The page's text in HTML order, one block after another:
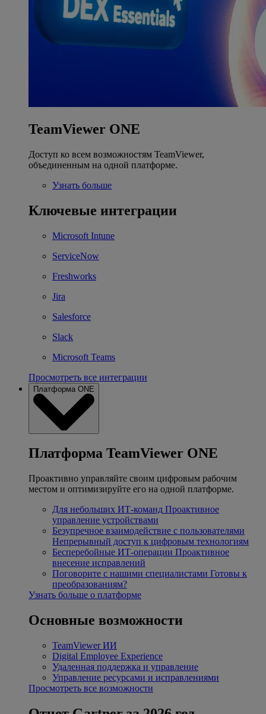
TeamViewer ONE
Доступ ко всем возможностям TeamViewer,
объединенным на одной платформе.
Узнать больше
Ключевые интеграции
Microsoft Intune
ServiceNow
Freshworks
Jira
Salesforce
Slack
Microsoft Teams
Просмотреть все интеграции
Платформа ONE
Платформа TeamViewer ONE
Проактивно управляйте своим цифровым рабочим
местом и оптимизируйте его на одной платформе.
Для небольших ИТ-команд Проактивное
управление устройствами
Безупречное взаимодействие с пользователями
Непрерывный доступ к цифровым технологиям
Бесперебойные ИТ-операции Проактивное
внесение исправлений
Поговорите с нашими специалистами Готовы к
преобразованиям?
Узнать больше о платформе
Основные возможности
TeamViewer ИИ
Digital Employee Experience
Удаленная поддержка и управление
Управление ресурсами и исправлениями
Просмотреть все возможности